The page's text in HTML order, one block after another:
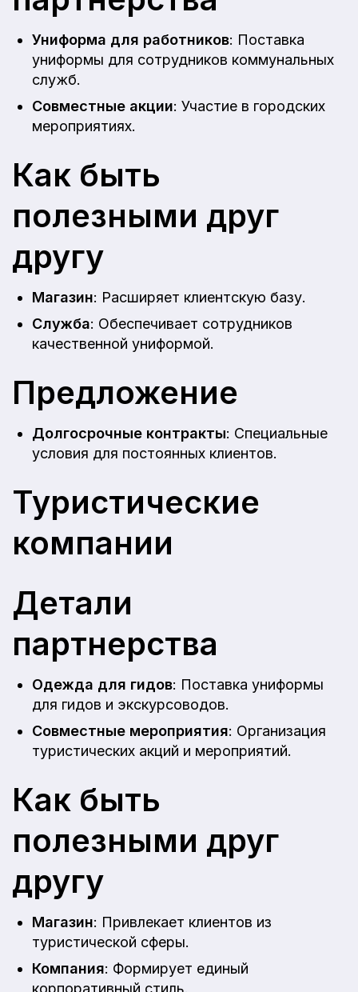
Униформа для работников: Поставка
униформы для сотрудников коммунальных
служб.
Совместные акции: Участие в городских
мероприятиях.
Как быть
полезными друг
другу
Магазин: Расширяет клиентскую базу.
Служба: Обеспечивает сотрудников
качественной униформой.
Предложение
Долгосрочные контракты: Специальные
условия для постоянных клиентов.
Туристические
компании
Детали
партнерства
Одежда для гидов: Поставка униформы
для гидов и экскурсоводов.
Совместные мероприятия: Организация
туристических акций и мероприятий.
Как быть
полезными друг
другу
Магазин: Привлекает клиентов из
туристической сферы.
Компания: Формирует единый
корпоративный стиль.